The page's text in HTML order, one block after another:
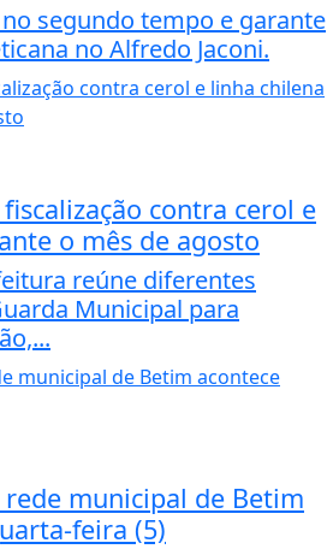
segundo tempo e garante
no Alfredo Jaconi.
contra cerol e
o mês de agosto
reúne diferentes
Municipal para
municipal de Betim
feira (5)